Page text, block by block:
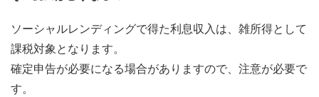
ソーシャルレンディングで得た利息収入は、雑所得として
課税対象となります。
確定申告が必要になる場合がありますので、注意が必要で
す。